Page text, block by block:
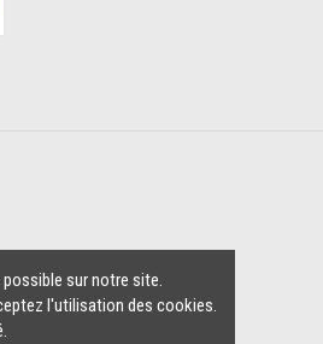
sur notre site.
l'utilisation des cookies.